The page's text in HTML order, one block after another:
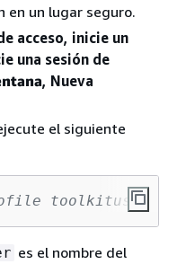
en un lugar seguro.
acceso, inicie un
una sesión de
, Nueva
el siguiente
toolkituser
es el nombre del